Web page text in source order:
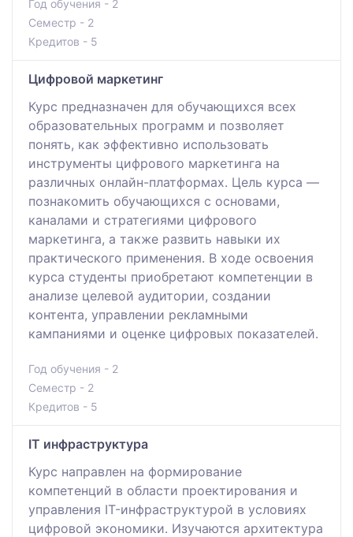
Год обучения - 2
Семестр - 2
Кредитов - 5
Цифровой маркетинг
Курс предназначен для обучающихся всех
образовательных программ и позволяет
понять, как эффективно использовать
инструменты цифрового маркетинга на
различных онлайн-платформах. Цель курса —
познакомить обучающихся с основами,
каналами и стратегиями цифрового
маркетинга, а также развить навыки их
практического применения. В ходе освоения
курса студенты приобретают компетенции в
анализе целевой аудитории, создании
контента, управлении рекламными
кампаниями и оценке цифровых показателей.
Год обучения - 2
Семестр - 2
Кредитов - 5
IT инфраструктура
Курс направлен на формирование
компетенций в области проектирования и
управления IT-инфраструктурой в условиях
цифровой экономики. Изучаются архитектура